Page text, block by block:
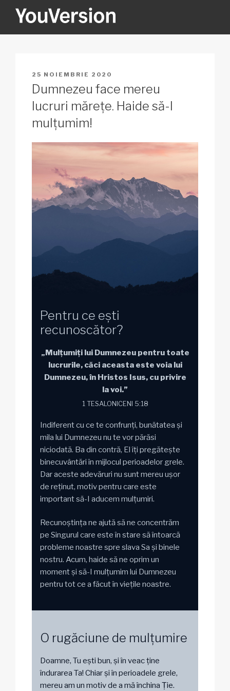
YOUVERSION
PUBLICAT
PE
25 NOIEMBRIE 2020
Dumnezeu face mereu
lucruri mărețe. Haide să-I
mulțumim!
Pentru ce ești
recunoscător?
„Mulțumiți lui Dumnezeu pentru toate
lucrurile, căci aceasta este voia lui
Dumnezeu, în Hristos Isus, cu privire
la voi.”
1 TESALONICENI 5:18
Indiferent cu ce te confrunți, bunătatea și
mila lui Dumnezeu nu te vor părăsi
niciodată. Ba din contră, El îți pregătește
binecuvântări în mijlocul perioadelor grele.
Dar aceste adevăruri nu sunt mereu ușor
de reținut, motiv pentru care este
important să-I aducem mulțumiri.
Recunoștința ne ajută să ne concentrăm
pe Singurul care este în stare să întoarcă
probleme noastre spre slava Sa și binele
nostru. Acum, haide să ne oprim un
moment și să-I mulțumim lui Dumnezeu
pentru tot ce a făcut în viețile noastre.
O rugăciune de mulțumire
Doamne, Tu ești bun, și în veac ține
îndurarea Ta! Chiar și în perioadele grele,
mereu am un motiv de a mă închina Ție.